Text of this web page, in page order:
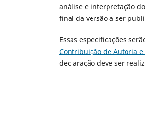
análise e interpretação
final da versão a ser
Essas especificações
Contribuição de Autoria
declaração deve ser